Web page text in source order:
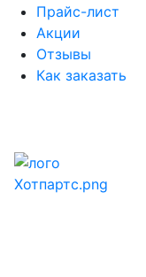
Прайс-лист
Акции
Отзывы
Как заказать